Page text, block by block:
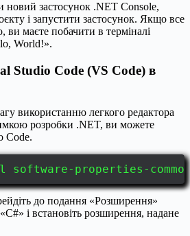
новий застосунок .NET Console,
і запустити застосунок. Якщо все
маєте побачити в терміналі
World!».
Studio Code (VS Code) в
використанню легкого редактора
розробки .NET, ви можете
Code.
properties-
до подання «Розширення»
і встановіть розширення, надане